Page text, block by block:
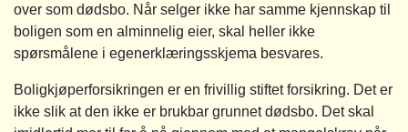
over som dødsbo. Når selger ikke har samme kjennskap til
boligen som en alminnelig eier, skal heller ikke
spørsmålene i egenerklæringsskjema besvares.
Boligkjøperforsikringen er en frivillig stiftet forsikring. Det er
ikke slik at den ikke er brukbar grunnet dødsbo. Det skal